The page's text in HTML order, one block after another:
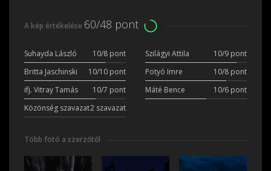
A kép értékelése 60/48 pont
Suhayda László 10/8 pont Szilágyi Attila
10/9 pont
Britta Jaschinski
10/10 pont Potyó Imre
10/8 pont
ifj. Vitray Tamás
10/7 pont Máté Bence
10/6 pont
Közönség szavazat2 szavazat
Több fotó a szerzőtől